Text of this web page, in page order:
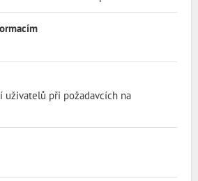
uživatelů při požadavcích na